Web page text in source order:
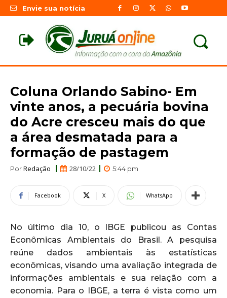
Envie sua notícia
Coluna Orlando Sabino- Em
vinte anos, a pecuária bovina
do Acre cresceu mais do que
a área desmatada para a
formação de pastagem
PorRedação 28/10/22 5:44 pm
Facebook X WhatsApp
No último dia 10, o IBGE publicou as Contas
Econômicas Ambientais do Brasil. A pesquisa
reúne dados ambientais às estatísticas
econômicas, visando uma avaliação integrada de
informações ambientais e sua relação com a
economia. Para o IBGE, a terra é vista como um